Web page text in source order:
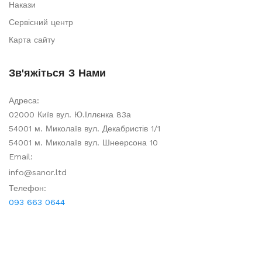
Накази
Сервісний центр
Карта сайту
Зв'яжіться З Нами
Адреса:
02000 Київ вул. Ю.Іллєнка 83а
54001 м. Миколаїв вул. Декабристів 1/1
54001 м. Миколаїв вул. Шнеерсона 10
Email:
info@sanor.ltd
Телефон:
093 663 0644